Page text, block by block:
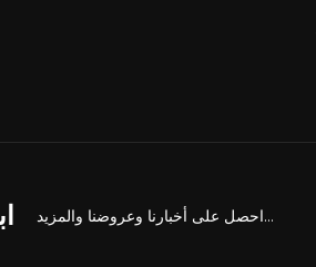
احصل على أخبارنا وعروضنا والمزيد...